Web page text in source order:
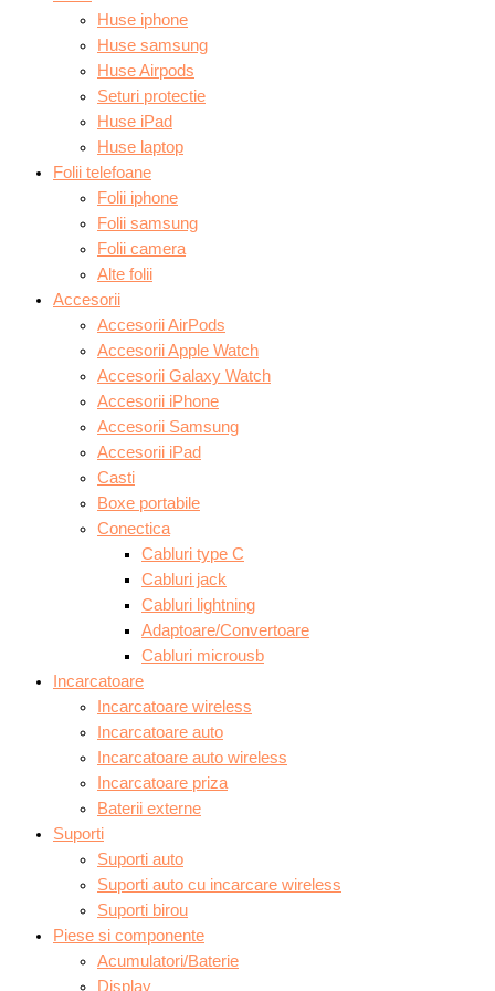
Huse iphone
Huse samsung
Huse Airpods
Seturi protectie
Huse iPad
Huse laptop
Folii telefoane
Folii iphone
Folii samsung
Folii camera
Alte folii
Accesorii
Accesorii AirPods
Accesorii Apple Watch
Accesorii Galaxy Watch
Accesorii iPhone
Accesorii Samsung
Accesorii iPad
Casti
Boxe portabile
Conectica
Cabluri type C
Cabluri jack
Cabluri lightning
Adaptoare/Convertoare
Cabluri microusb
Incarcatoare
Incarcatoare wireless
Incarcatoare auto
Incarcatoare auto wireless
Incarcatoare priza
Baterii externe
Suporti
Suporti auto
Suporti auto cu incarcare wireless
Suporti birou
Piese si componente
Acumulatori/Baterie
Display